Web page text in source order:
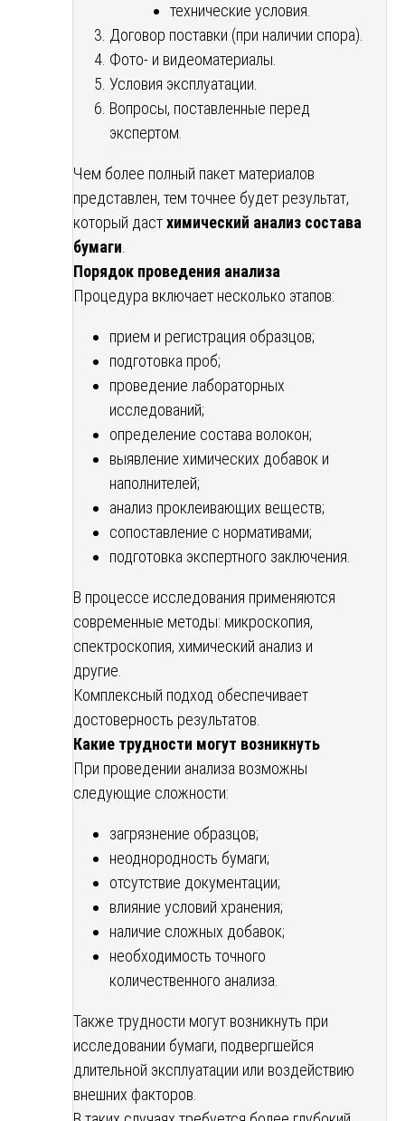
технические условия.
Договор поставки (при наличии спора).
Фото- и видеоматериалы.
Условия эксплуатации.
Вопросы, поставленные перед
экспертом.
Чем более полный пакет материалов
представлен, тем точнее будет результат,
который дастхимический анализ состава
бумаги
Порядок проведения анализа
Процедура включает несколько этапов:
прием и регистрация образцов;
подготовка проб;
проведение лабораторных
исследований;
определение состава волокон;
выявление химических добавок и
наполнителей;
анализ проклеивающих веществ;
сопоставление с нормативами;
подготовка экспертного заключения.
В процессе исследования применяются
современные методы: микроскопия,
спектроскопия, химический анализ и
другие.
Комплексный подход обеспечивает
достоверность результатов.
Какие трудности могут возникнуть
При проведении анализа возможны
следующие сложности:
загрязнение образцов;
неоднородность бумаги;
отсутствие документации;
влияние условий хранения;
наличие сложных добавок;
необходимость точного
количественного анализа.
Также трудности могут возникнуть при
исследовании бумаги, подвергшейся
длительной эксплуатации или воздействию
внешних факторов.